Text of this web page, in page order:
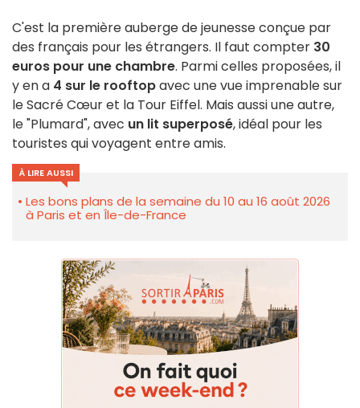
C'est la première auberge de jeunesse conçue par
des français pour les étrangers. Il faut compter 30
euros pour une chambre. Parmi celles proposées, il
y en a 4 sur le rooftopavec une vue imprenable sur
le Sacré Cœur et la Tour Eiffel. Mais aussi une autre,
le "Plumard", avec un lit superposé, idéal pour les
touristes qui voyagent entre amis.
À LIRE AUSSI
Les bons plans de la semaine du 10 au 16 août 2026
à Paris et en Île-de-France